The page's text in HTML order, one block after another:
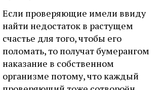
Если проверяющие имели ввиду
найти недостаток в растущем
счастье для того, чтобы его
поломать, то получат бумерангом
наказание в собственном
организме потому, что каждый